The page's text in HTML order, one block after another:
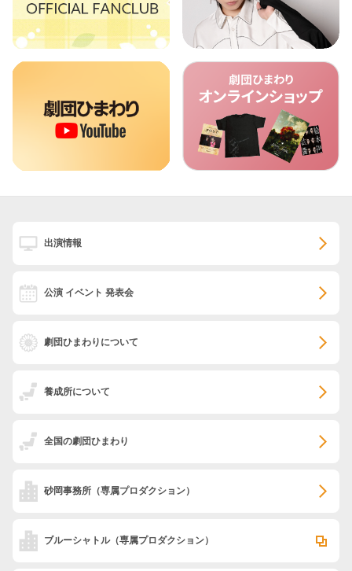
出演情報
公演 イベント 発表会
劇団ひまわりについて
養成所について
全国の劇団ひまわり
砂岡事務所 （専属プロダクション）
ブルーシャトル（専属プロダクション）